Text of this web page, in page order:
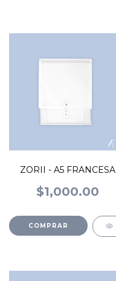
ZORII - A5 FRANCESA
$1,000.00